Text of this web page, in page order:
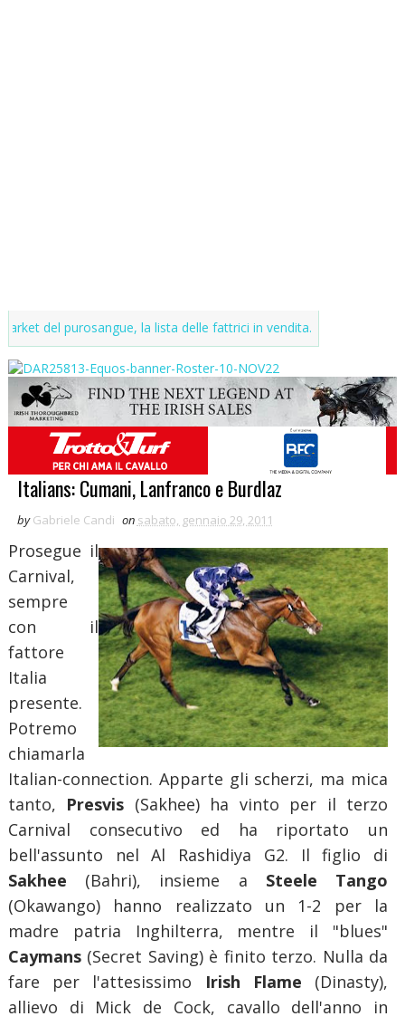
purosangue, la lista delle fattrici in vendita. Aggiornamenti continui
Italians: Cumani, Lanfranco e Burdlaz
by Gabriele Candi on sabato, gennaio 29, 2011
Prosegue il
Carnival,
sempre
con il
fattore
Italia
presente.
Potremo
chiamarla
Italian-connection. Apparte gli scherzi, ma mica
tanto, Presvis (Sakhee) ha vinto per il terzo
Carnival consecutivo ed ha riportato un
bell'assunto nel Al Rashidiya G2. Il figlio di
Sakhee (Bahri), insieme a Steele Tango
(Okawango) hanno realizzato un 1-2 per la
madre patria Inghilterra, mentre il "blues"
Caymans (Secret Saving) è finito terzo. Nulla da
fare per l'attesissimo Irish Flame (Dinasty),
allievo di Mick de Cock, cavallo dell'anno in